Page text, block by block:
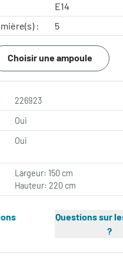
E14
:
5
Choisir une ampoule
226923
Oui
Oui
Largeur: 150 cm
Hauteur: 220 cm
Questions sur
?